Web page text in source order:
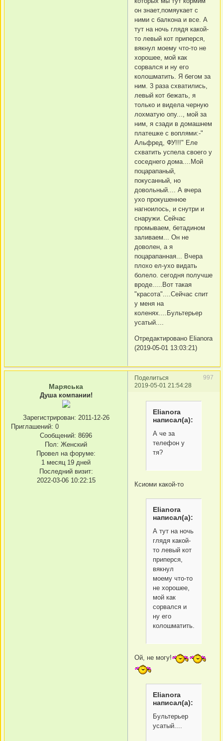
он знает,помяукает с
ними с балкона и все. А
тут на ночь глядя какой-
то левый кот приперся,
вякнул моему что-то не
хорошее, мой как
сорвался и ну его
колошматить. Я бегом за
ним. 3 раза схватились,
левый кот бежать, я
только и видела черную
лохматую опу..., мой за
ним, я сзади в домашнем
платешке с воплями:-"
Альфред, ФУ!!!" Еле
схватить успела своего у
соседнего дома....Мой
поцарапаный,
покусанный, но
довольный.... А вчера
ухо прокушенное
нагноилось, и снутри и
снаружи. Сейчас
промываем, бетадином
заливаем... Он не
доволен, а я
поцарапанная... Вчера
плохо ел-ухо видать
болело. сегодня получше
вроде.....Вот такая
"красота"....Сейчас спит
у меня на
коленях....Бультерьер
усатый....
Отредактировано Elianora
(2019-05-01 13:03:21)
Поделиться
997
2019-05-01 21:54:28
Маряська
Душа компании!
Зарегистрирован: 2011-12-26
Приглашений: 0
Сообщений: 8696
Пол: Женский
Провел на форуме:
1 месяц 19 дней
Последний визит:
2022-03-06 10:22:15
Elianora
написал(а):
А че за
телефон у
тя?
Ксиоми какой-то
Elianora
написал(а):
А тут на ночь
глядя какой-
то левый кот
приперся,
вякнул
моему что-то
не хорошее,
мой как
сорвался и
ну его
колошматить.
Ой, не могу!
Elianora
написал(а):
Бультерьер
усатый....